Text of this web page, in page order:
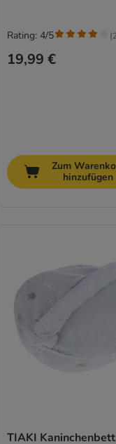
19,99 €
Rating: 4/5 (
Zum
hinzufügen
TIAKI